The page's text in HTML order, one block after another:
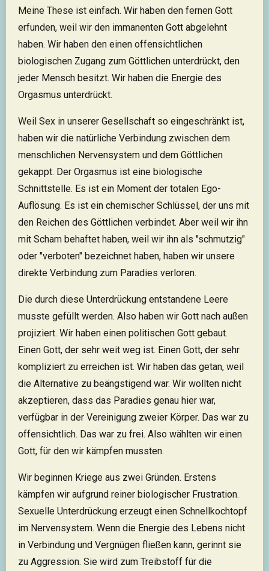
Meine These ist einfach. Wir haben den fernen Gott
erfunden, weil wir den immanenten Gott abgelehnt
haben. Wir haben den einen offensichtlichen
biologischen Zugang zum Göttlichen unterdrückt, den
jeder Mensch besitzt. Wir haben die Energie des
Orgasmus unterdrückt.
Weil Sex in unserer Gesellschaft so eingeschränkt ist,
haben wir die natürliche Verbindung zwischen dem
menschlichen Nervensystem und dem Göttlichen
gekappt. Der Orgasmus ist eine biologische
Schnittstelle. Es ist ein Moment der totalen Ego-
Auflösung. Es ist ein chemischer Schlüssel, der uns mit
den Reichen des Göttlichen verbindet. Aber weil wir ihn
mit Scham behaftet haben, weil wir ihn als "schmutzig"
oder "verboten" bezeichnet haben, haben wir unsere
direkte Verbindung zum Paradies verloren.
Die durch diese Unterdrückung entstandene Leere
musste gefüllt werden. Also haben wir Gott nach außen
projiziert. Wir haben einen politischen Gott gebaut.
Einen Gott, der sehr weit weg ist. Einen Gott, der sehr
kompliziert zu erreichen ist. Wir haben das getan, weil
die Alternative zu beängstigend war. Wir wollten nicht
akzeptieren, dass das Paradies genau hier war,
verfügbar in der Vereinigung zweier Körper. Das war zu
offensichtlich. Das war zu frei. Also wählten wir einen
Gott, für den wir kämpfen mussten.
Wir beginnen Kriege aus zwei Gründen. Erstens
kämpfen wir aufgrund reiner biologischer Frustration.
Sexuelle Unterdrückung erzeugt einen Schnellkochtopf
im Nervensystem. Wenn die Energie des Lebens nicht
in Verbindung und Vergnügen fließen kann, gerinnt sie
zu Aggression. Sie wird zum Treibstoff für die